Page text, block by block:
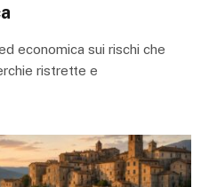
economica sui rischi che
ristrette e